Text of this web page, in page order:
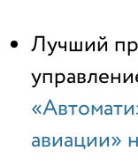
Лучший
авиации»